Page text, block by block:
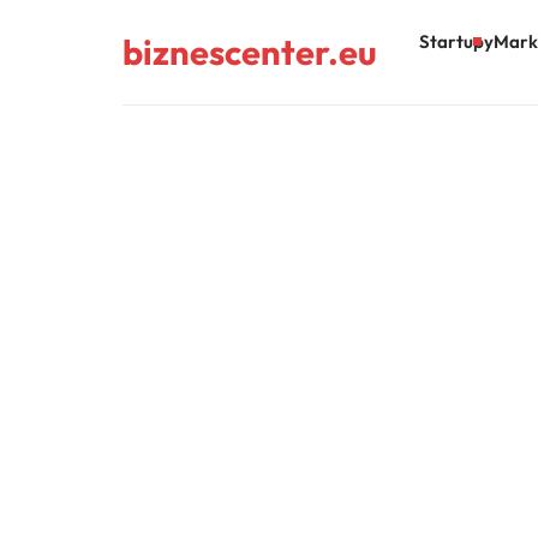
biznescenter.eu Startupy